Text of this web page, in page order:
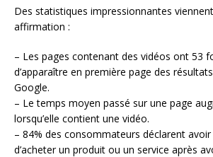
Des statistiques impressionnantes
affirmation :
– Les pages contenant des vidéos ont 53
d’apparaître en première page des
Google.
– Le temps moyen passé sur une page
lorsqu’elle contient une vidéo.
– 84% des consommateurs déclarent
d’acheter un produit ou un service après